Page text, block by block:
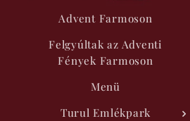
Advent Farmoson
Felgyúltak az Adventi
Fények Farmoson
Menü
Turul Emlékpark